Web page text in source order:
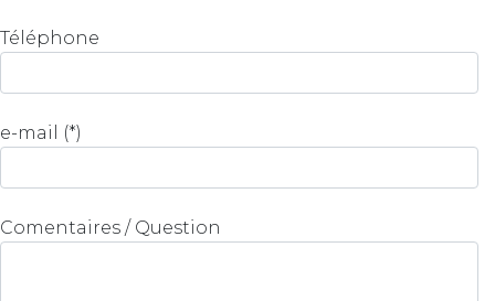
Téléphone
e-mail (*)
Comentaires / Question